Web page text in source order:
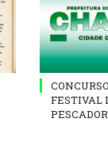
FESTIVAL